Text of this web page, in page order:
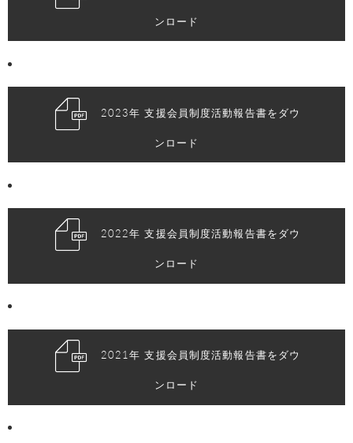
ンロード
2023年 支援会員制度活動報告書をダウ
ンロード
2022年 支援会員制度活動報告書をダウ
ンロード
2021年 支援会員制度活動報告書をダウ
ンロード